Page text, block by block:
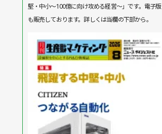
堅・中小～100億に向け攻める経営～」です。電子版
も販売しております。詳しくは当欄の下部から。